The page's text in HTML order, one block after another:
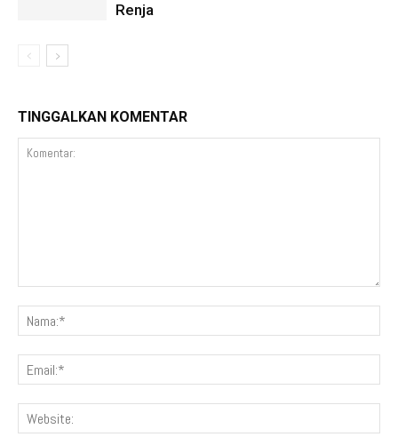
Renja
TINGGALKAN KOMENTAR